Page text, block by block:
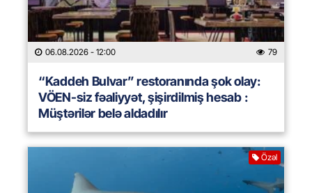
06.08.2026 - 12:00 79
“Kaddeh Bulvar” restoranında şok olay:
VÖEN-siz fəaliyyət, şişirdilmiş hesab :
Müştərilər belə aldadılır
Özəl